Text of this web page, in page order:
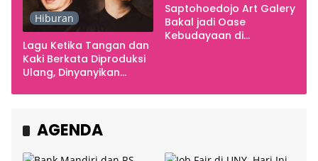
Hiburan
Lagu Ketika Tangan dan
Kaki Berkata Diproduksi
Ulang, Dinyanyikan
Saptohoedojo Art Galery
Bakal jadi Oase
Kebudayaan di
AGENDA